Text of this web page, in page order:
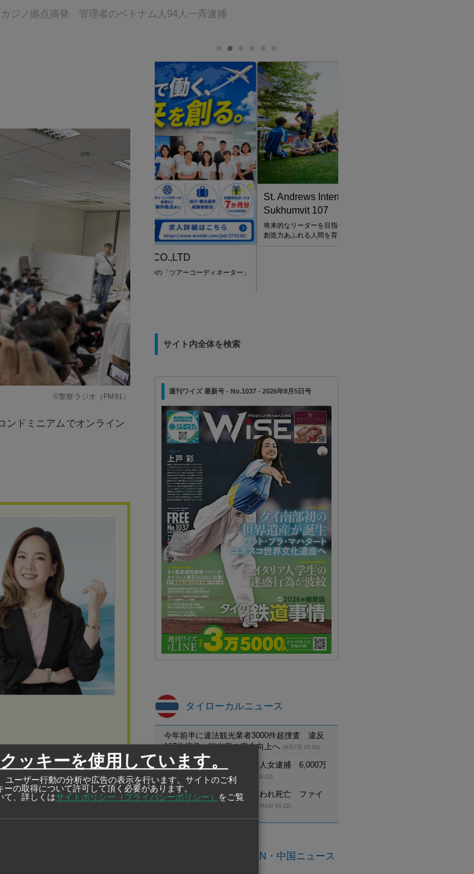
カジノ拠点摘発 管理者のベトナム人94人一斉逮捕
©警察ラジオ（FM91）
ンドミニアムでオンライン
ベトナム国籍。
建てのビルを活動拠点にし
の「ツアーコーディネーター」
St. Andrews International School
Sukhumvit 107
将来的なリーダーを目指せるような
創造力あふれる人間を育てていきたい
サイト内全体を検索
週刊ワイズ 最新号 - No.1037 - 2026年8月5日号
タイローカルニュース
今年前半に違法観光業者3000件超捜査 違反
197件摘発、観光客の安全向上へ
(8月7日 09:04)
プーケットでスウェーデン人女逮捕 6,000万
B被害の詐欺に関与
(8月6日 16:22)
保護区職員が野生トラに襲われ死亡 ファイ
(8月6日 09:22)
亜州ASEAN・中国ニュース
ッキーを使用しています。
ユーザー行動の分析や広告の表示を行います。サイトのご利
の取得について許可して頂く必要があります。
て、詳しくはサイトポリシー（プライバシーポリシー） をご覧